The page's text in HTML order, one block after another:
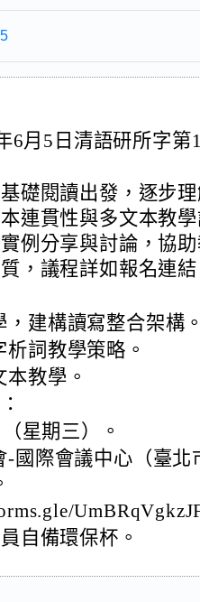
6月5日清語研所字第
礎閱讀出發，逐步
連貫性與多文本教
例分享與討論，協
，議程詳如報名連結
建構讀寫整合架構。
詞教學策略。
教學。
星期三）。
國際會議中心（臺北
自備環保杯。